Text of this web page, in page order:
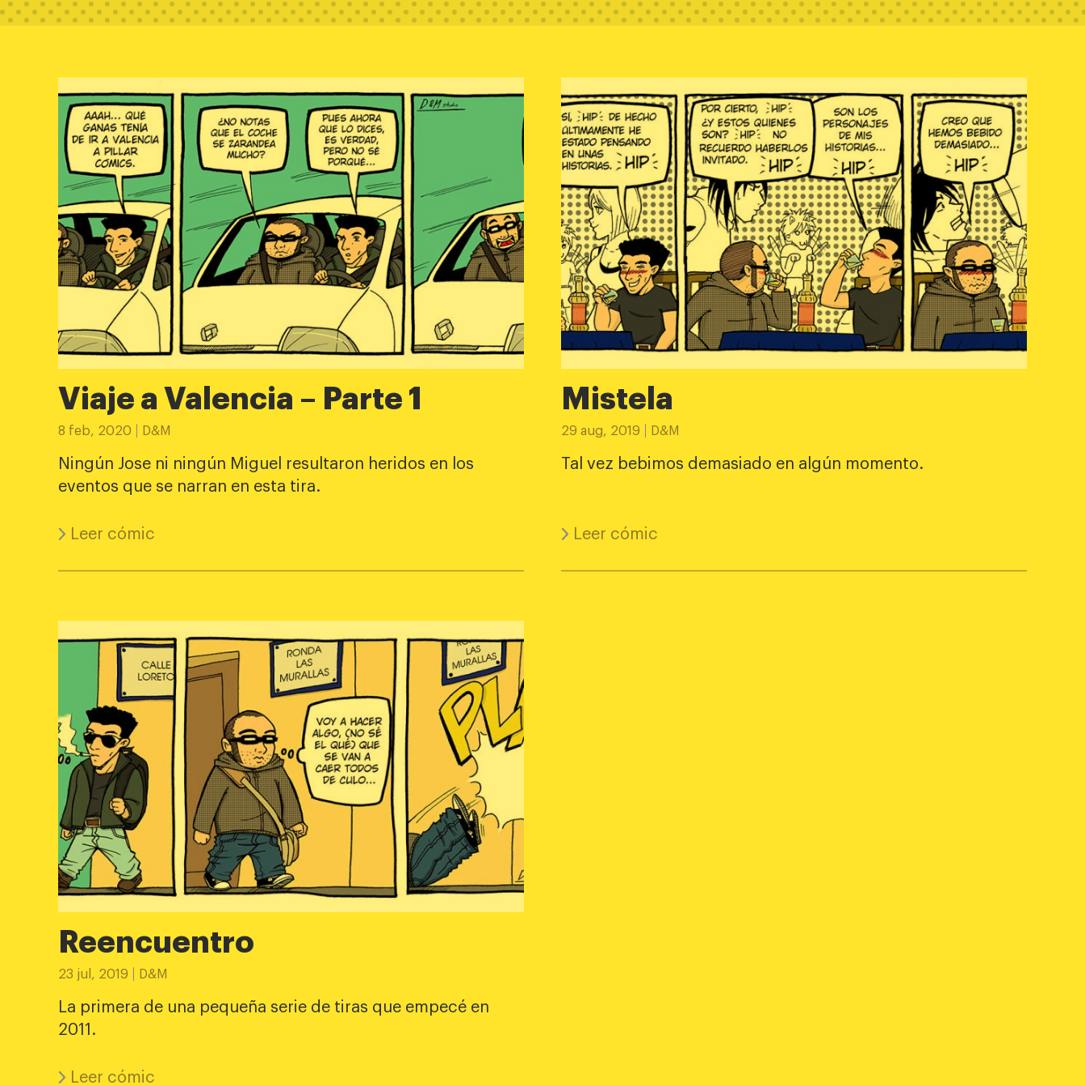
Trabajos
Sobre mí
Reflexiones
Blog de desarrollo
Cómics
Diario
Contacto
Viaje a Valencia – Parte 1
8 feb, 2020 D&M
Ningún Jose ni ningún Miguel resultaron heridos en los
eventos que se narran en esta tira.
Leer cómic
Mistela
29 aug, 2019 D&M
Tal vez bebimos demasiado en algún momento.
Leer cómic
Reencuentro
23 jul, 2019 D&M
La primera de una pequeña serie de tiras que empecé en
2011.
Leer cómic